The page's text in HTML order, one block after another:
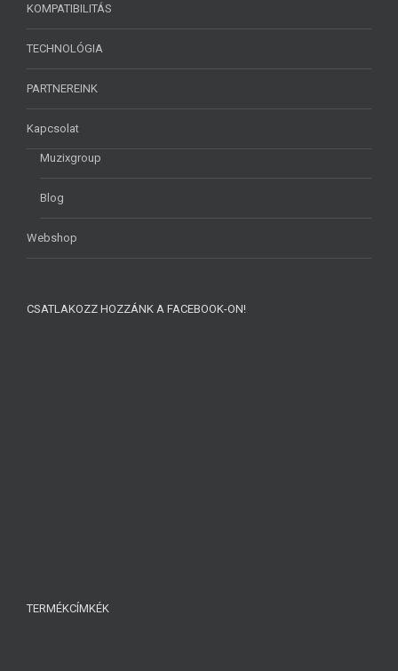
KOMPATIBILITÁS
TECHNOLÓGIA
PARTNEREINK
Kapcsolat
Muzixgroup
Blog
Webshop
CSATLAKOZZ HOZZÁNK A FACEBOOK-ON!
TERMÉKCÍMKÉK